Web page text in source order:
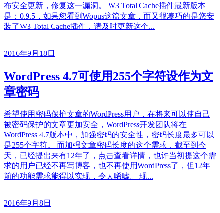
布安全更新，修复这一漏洞。 W3 Total Cache插件最新版本
是：0.9.5，如果您看到Wopus这篇文章，而又很凑巧的是您安
装了W3 Total Cache插件，请及时更新这个...
2016年9月18日
WordPress 4.7可使用255个字符设作为文
章密码
希望使用密码保护文章的WordPress用户，在将来可以使自己
被密码保护的文章更加安全，WordPress开发团队将在
WordPress 4.7版本中，加强密码的安全性，密码长度最多可以
是255个字符。 而加强文章密码长度的这个需求，截至到今
天，已经提出来有12年了，点击查看详情，也许当初提这个需
求的用户已经不再写博客，也不再使用WordPress了，但12年
前的功能需求能得以实现，令人唏嘘。 现...
2016年9月8日